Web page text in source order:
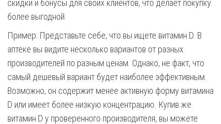
скидки и бонусы для своих клиентов, что делает покупку
более выгодной.
Пример: Представьте себе, что вы ищете витамин D. В
аптеке вы видите несколько вариантов от разных
производителей по разным ценам. Однако, не факт, что
самый дешевый вариант будет наиболее эффективным.
Возможно, он содержит менее активную форму витамина
D или имеет более низкую концентрацию. Купив же
витамин D у проверенного производителя, вы можете